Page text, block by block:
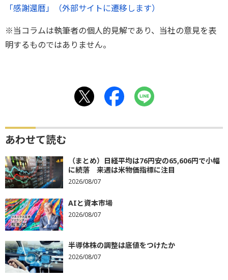
「感謝還暦」（外部サイトに遷移します）
※当コラムは執筆者の個人的見解であり、当社の意見を表
明するものではありません。
あわせて読む
（まとめ）日経平均は76円安の65,606円で小幅
に続落 来週は米物価指標に注目
2026/08/07
AIと資本市場
2026/08/07
半導体株の調整は底値をつけたか
2026/08/07